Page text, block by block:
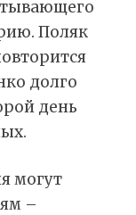
Поляк
долго
день
могут
–